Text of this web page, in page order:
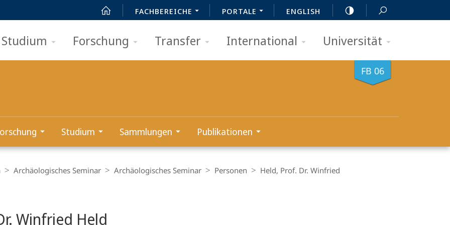
FACHBEREICHE PORTALE ENGLISH
Studium Forschung Transfer International Universität
FB 06
Studium Sammlungen Publikationen
Archäologisches Seminar Archäologisches Seminar Personen Held, Prof. Dr. Winfried
Winfried Held